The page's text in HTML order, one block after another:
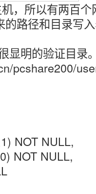
，所以有两百个
的路径和目录写
显明的验证目录
pcshare200/
NOT NULL,
NOT NULL,